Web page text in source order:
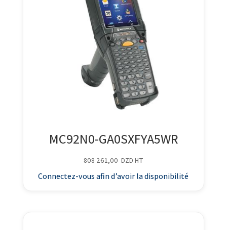
MC92N0-GA0SXFYA5WR
808 261,00 DZD HT
Connectez-vous afin d’avoir la disponibilité